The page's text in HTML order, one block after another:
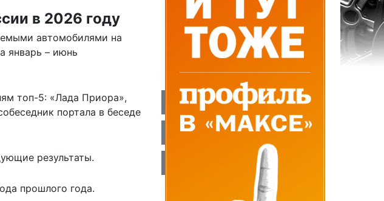
в 2026 году
автомобилями на
январь – июнь
топ-5: «Лада Приора»,
портала в беседе
результаты.
прошлого года.